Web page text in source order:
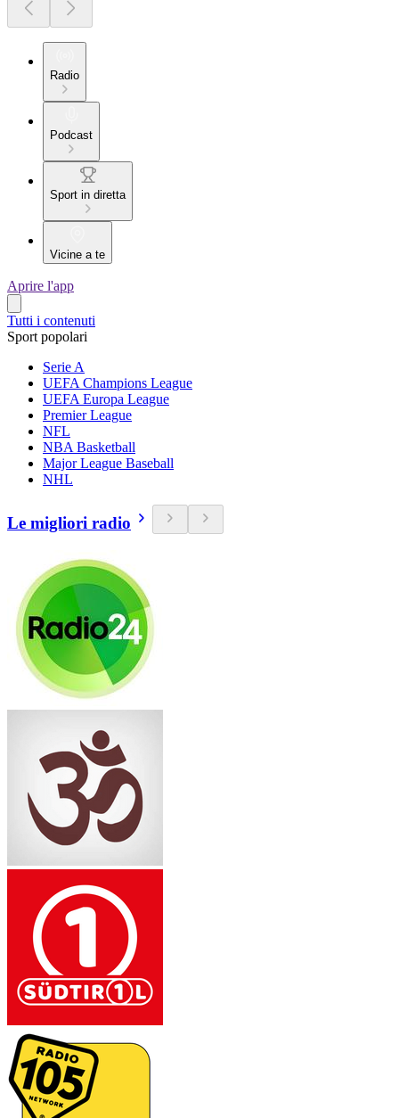
Radio
Podcast
Sport in diretta
Vicine a te
Aprire l'app
Tutti i contenuti
Sport popolari
Serie A
UEFA Champions League
UEFA Europa League
Premier League
NFL
NBA Basketball
Major League Baseball
NHL
Le migliori radio